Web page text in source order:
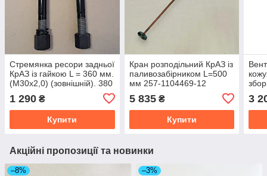
Стремянка ресори задньої
КрАЗ із гайкою L = 360 мм.
(М30x2,0) (зовнішній). 380
2912400
1 290 ₴
Купити
Кран розподільний КрАЗ із
паливозабірником L=500
мм 257-1104469-12
5 835₴
Купити
3
Акційні пропозиції та новинки
–8% –3%